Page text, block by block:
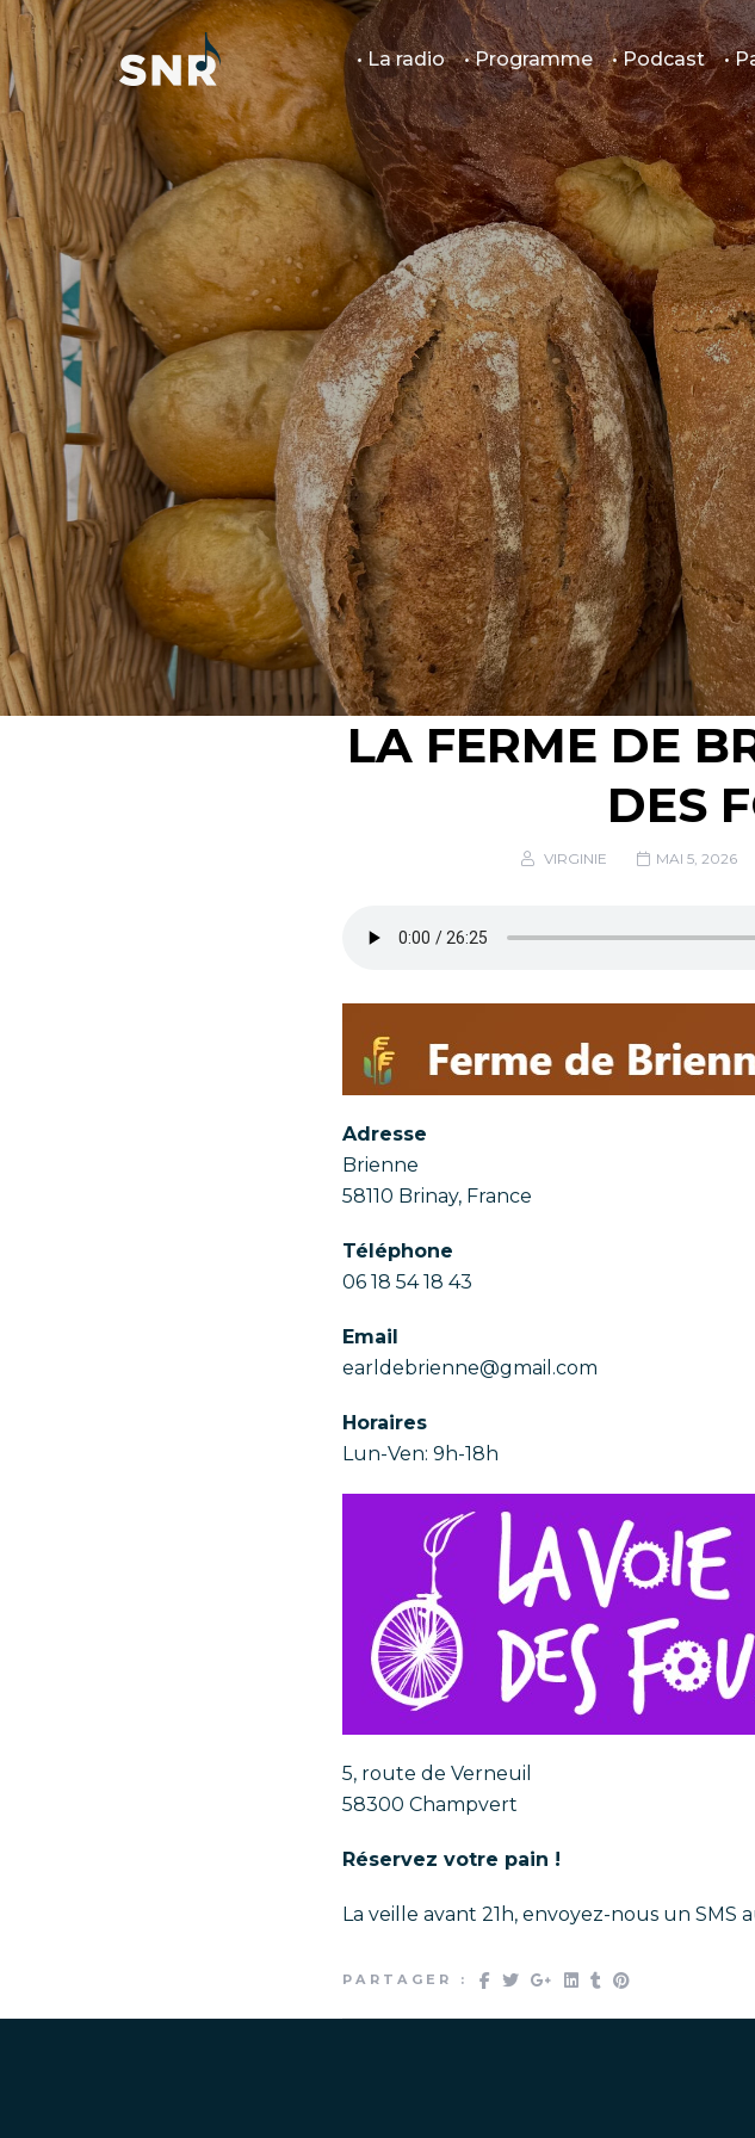
• La radio • Programme • Podcast •
LA FERME DE
DES
VIRGINIE MAI 5, 2026
Adresse
Brienne
58110 Brinay, France
Téléphone
06 18 54 18 43
Email
earldebrienne@gmail.com
Horaires
Lun-Ven: 9h-18h
5, route de Verneuil
58300 Champvert
Réservez votre pain !
La veille avant 21h, envoyez-nous un SMS
PARTAGER :